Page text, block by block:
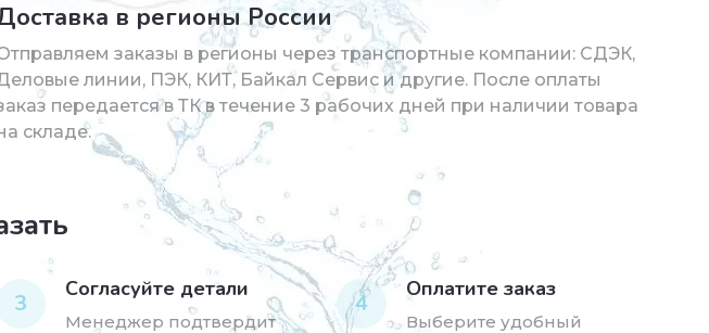
в регионы России
заказы в регионы через транспортные компании: СДЭК,
линии, ПЭК, КИТ, Байкал Сервис и другие. После оплаты
передается в ТК в течение 3 рабочих дней при наличии товара
складе.
3 Согласуйте детали
Менеджер подтвердит
4 Оплатите заказ
Выберите удобный